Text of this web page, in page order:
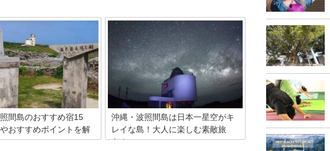
間島のおすすめ宿15
おすすめポイントを解
沖縄・波照間島は日本一星空がキ
レイな島！大人に楽しむ素敵旅
を！